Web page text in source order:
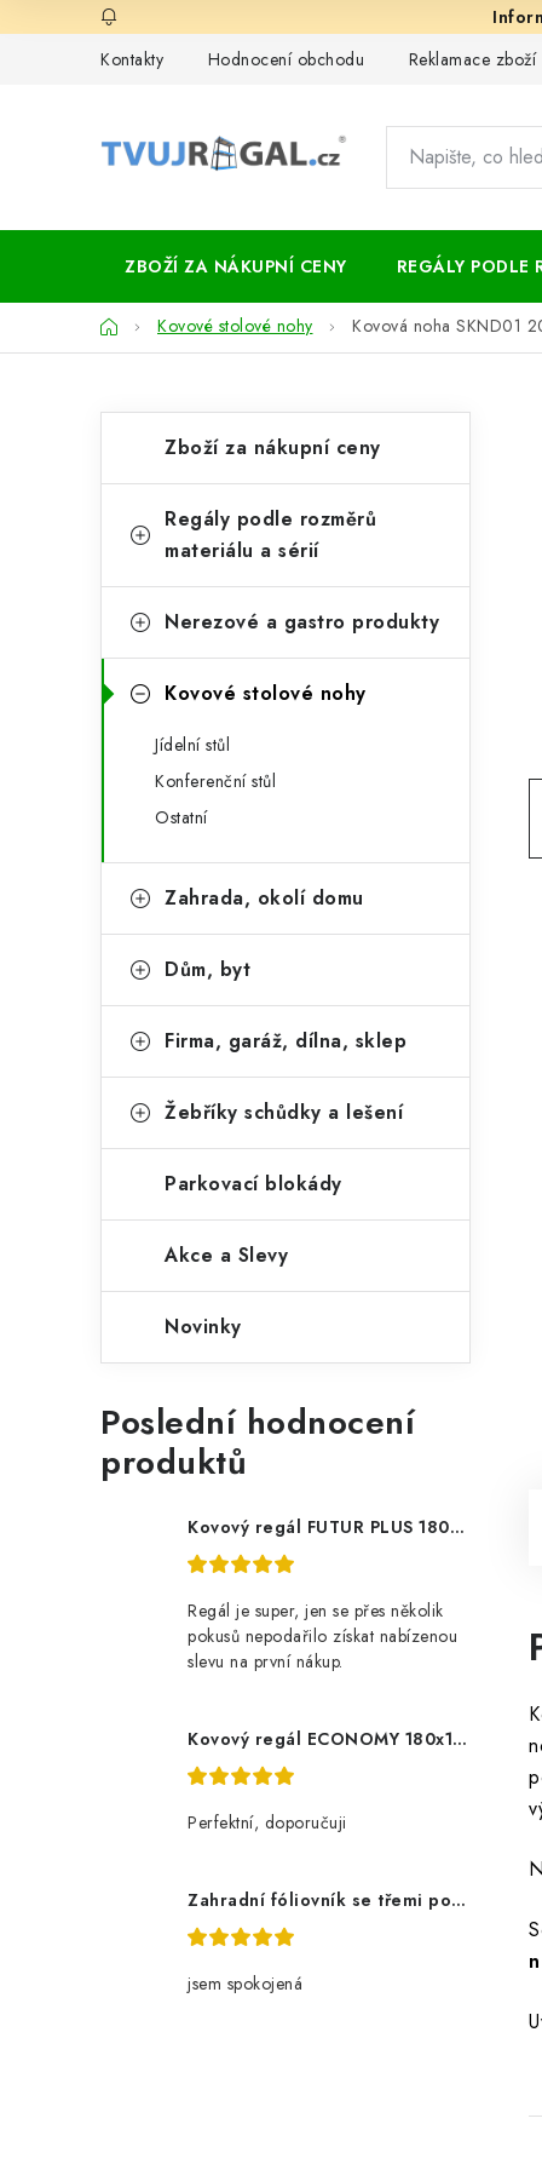
na
Kontakty Hodnocení obchodu Reklamace zboží
ZBOŽÍ ZA NÁKUPNÍ CENY REGÁLY PODLE
DomůKovové stolové nohy Kovová noha SKND01
o
t
a
n
p
n
kategorie
a
g
r
i
Zboží za nákupní ceny
Regály podle rozměrů
materiálu a sérií
Nerezové a gastro produkty
Kovové stolové nohy
Jídelní stůl
Konferenční stůl
Ostatní
Zahrada, okolí domu
Dům, byt
Firma, garáž, dílna, sklep
Žebříky schůdky a lešení
Parkovací blokády
Akce a Slevy
Novinky
Poslední hodnocení
produktů
Kovový regál FUTUR PLUS 180x120x45 5 polic Nosnost 1000 KG - pozinkovaný
Regál je super, jen se přes několik
pokusů nepodařilo získat nabízenou
slevu na první nákup.
Kovový regál ECONOMY 180x120x60 5 polic - pozinkovaný
Perfektní, doporučuji
Zahradní fóliovník se třemi policemi
jsem spokojená